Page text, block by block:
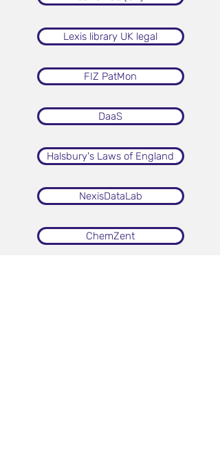
Lexis library UK legal
FIZ PatMon
DaaS
Halsbury's Laws of England
NexisDataLab
ChemZent